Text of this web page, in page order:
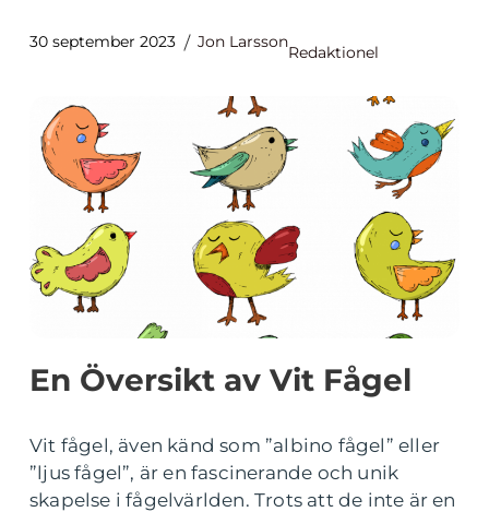
30 september 2023 Jon Larsson
Redaktionel
En Översikt av Vit Fågel
Vit fågel, även känd som ”albino fågel” eller
”ljus fågel”, är en fascinerande och unik
skapelse i fågelvärlden. Trots att de inte är en